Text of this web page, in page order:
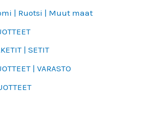
| Ruotsi | Muut maat
| SETIT
| VARASTO